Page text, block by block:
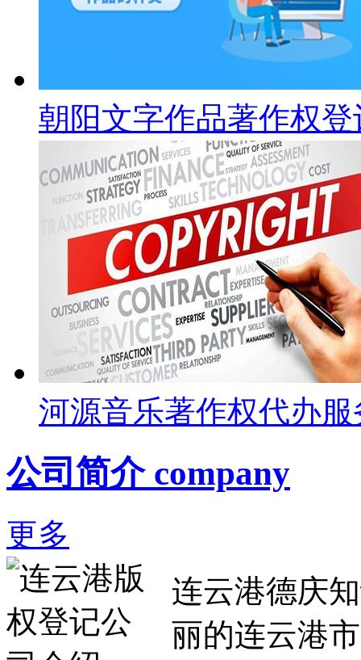
朝阳文字作品著作权
河源音乐著作权代办服
公司简介 company
更多
连云港德庆
丽的连云港